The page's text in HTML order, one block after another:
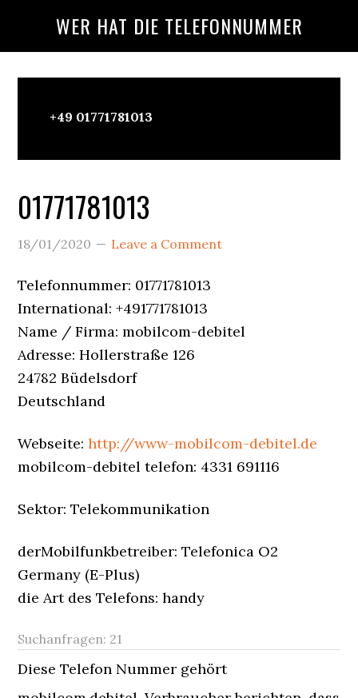
WER HAT DIE TELEFONNUMMER
Wer+49 01771781013
01771781013
18/01/2020 Leave a Comment
Telefonnummer: 01771781013
International: +491771781013
Name / Firma: mobilcom-debitel
Adresse: Hollerstraße 126
24782 Büdelsdorf
Deutschland
Webseite:http://www-mobilcom-debitel.de
mobilcom-debitel telefon: 4331 691116
Sektor: Telekommunikation
derMobilfunkbetreiber: Telefonica O2
Germany (E-Plus)
die Art des Telefons: handy
Suchanfragen: 21
Diese Telefon Nummer gehört